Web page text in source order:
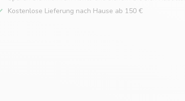
Kostenlose Lieferung nach Hause ab 150 €